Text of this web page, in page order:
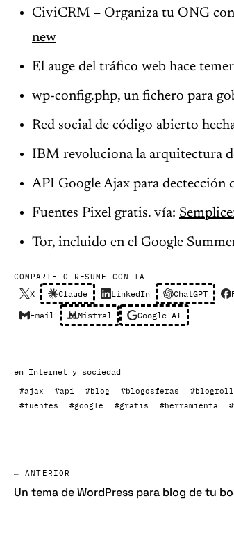
CiviCRM – Organiza tu ONG
new
El auge del tráfico web hace
wp-config.php, un fichero para
Red social de código abierto
IBM revoluciona la arquitectura
API Google Ajax para dectección
Fuentes Pixel gratis. vía:
Tor, incluido en el Google
COMPARTE O RESUME CON IA
X Claude LinkedIn ChatGPT
Email Mistral Google AI
en Internet y sociedad
#ajax #api #blog #blogosferas #blogroll
#fuentes
#google #gratis #herramienta
← ANTERIOR
Un tema de WordPress para blog de tu